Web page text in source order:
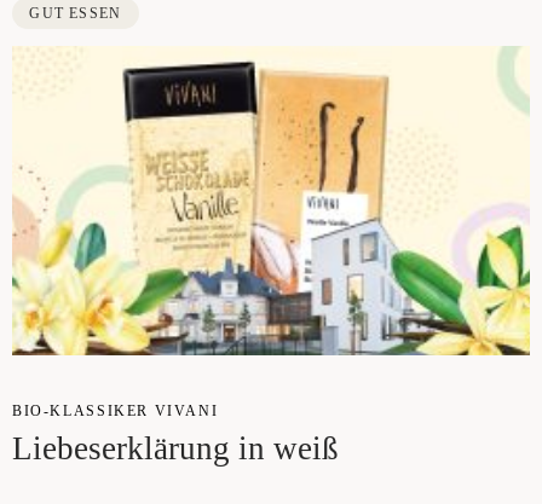
GUT ESSEN
BIO-KLAS­SI­KER VIVA­NI
Lie­bes­er­klä­rung in weiß